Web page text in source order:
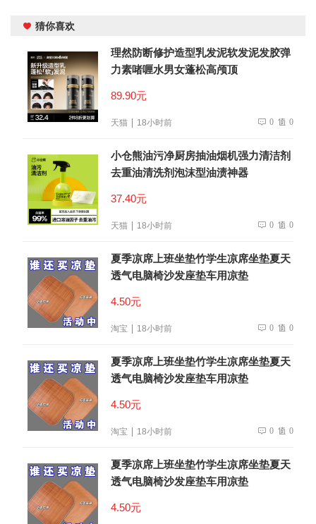
猜你喜欢
理然防断修护造型乳发泥软发泥发胶弹
力素啫喱水男女蓬松高颅顶
89.90元
天猫 18小时前 0 0
小仓熊油污净厨房抽油烟机强力清洁剂
去重油清洗剂泡沫型油渍神器
37.40元
天猫 18小时前 0 0
夏季凉席上班坐垫竹学生凉席坐垫夏天
透气电脑椅沙发座垫车用凉垫
4.50元
淘宝 18小时前 0 0
夏季凉席上班坐垫竹学生凉席坐垫夏天
透气电脑椅沙发座垫车用凉垫
4.50元
淘宝 18小时前 0 0
夏季凉席上班坐垫竹学生凉席坐垫夏天
透气电脑椅沙发座垫车用凉垫
4.50元